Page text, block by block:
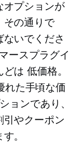
オプションが
その通りで
いでくださ
ースプラグイ
どは低価格。
れた手頃な価
ョンであり、
引やクーポン
。